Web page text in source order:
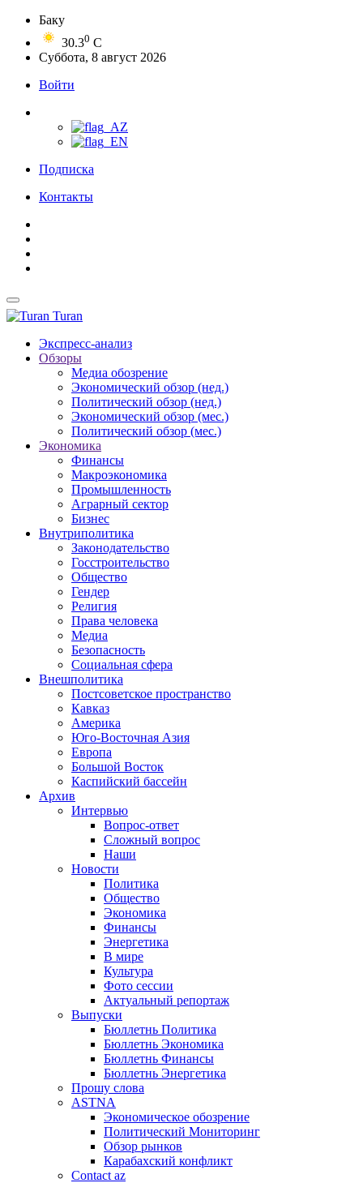
Баку
30.30 C
Суббота, 8 август 2026
Войти
Подписка
Контакты
Turan
Экспресс-анализ
Обзоры
Медиа обозрение
Экономический обзор (нед.)
Политический обзор (нед.)
Экономический обзор (мес.)
Политический обзор (мес.)
Экономика
Финансы
Макроэкономика
Промышленность
Аграрный сектор
Бизнес
Внутриполитика
Законодательство
Госстроительство
Общество
Гендер
Религия
Права человека
Медиа
Безопасность
Социальная сфера
Внешполитика
Постсоветское пространство
Кавказ
Америка
Юго-Восточная Азия
Европа
Большой Восток
Каспийский бассейн
Архив
Интервью
Вопрос-ответ
Сложный вопрос
Наши
Новости
Политика
Общество
Экономика
Финансы
Энергетика
В мире
Культура
Фото сессии
Актуальный репортаж
Выпуски
Бюллетнь Политика
Бюллетнь Экономика
Бюллетнь Финансы
Бюллетнь Энергетика
Прошу слова
ASTNA
Экономическое обозрение
Политический Мониторинг
Обзор рынков
Карабахский конфликт
Contact az